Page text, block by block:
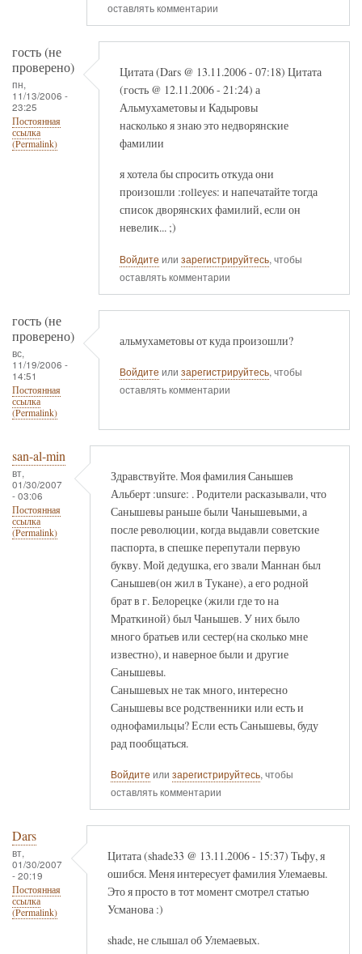
оставлять комментарии
гость (не
проверено)
пн,
11/13/2006 -
23:25
Постоянная
ссылка
(Permalink)
Цитата (Dars @ 13.11.2006 - 07:18) Цитата
(гость @ 12.11.2006 - 21:24) а
Альмухаметовы и Кадыровы
насколько я знаю это недворянские
фамилии
я хотела бы спросить откуда они
произошли :rolleyes: и напечатайте тогда
список дворянских фамилий, если он
невелик... ;)
Войдите или зарегистрируйтесь, чтобы
оставлять комментарии
гость (не
проверено)
вс,
11/19/2006 -
14:51
Постоянная
ссылка
(Permalink)
альмухаметовы от куда произошли?
Войдите или зарегистрируйтесь, чтобы
оставлять комментарии
san-al-min
вт,
01/30/2007
- 03:06
Постоянная
ссылка
(Permalink)
Здравствуйте. Моя фамилия Санышев
Альберт :unsure: . Родители расказывали, что
Санышевы раньше были Чанышевыми, а
после революции, когда выдавли советские
паспорта, в спешке перепутали первую
букву. Мой дедушка, его звали Маннан был
Санышев(он жил в Тукане), а его родной
брат в г. Белорецке (жили где то на
Мраткиной) был Чанышев. У них было
много братьев или сестер(на сколько мне
известно), и наверное были и другие
Санышевы.
Санышевых не так много, интересно
Санышевы все родственники или есть и
однофамильцы? Если есть Санышевы, буду
рад пообщаться.
Войдите или зарегистрируйтесь, чтобы
оставлять комментарии
Dars
вт,
01/30/2007
- 20:19
Постоянная
ссылка
(Permalink)
Цитата (shade33 @ 13.11.2006 - 15:37) Тьфу, я
ошибся. Меня интересует фамилия Улемаевы.
Это я просто в тот момент смотрел статью
Усманова :)
shade, не слышал об Улемаевых.